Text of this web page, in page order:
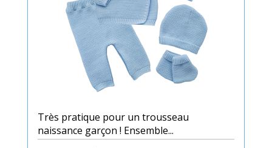
Très pratique pour un trousseau
naissance garçon ! Ensemble...